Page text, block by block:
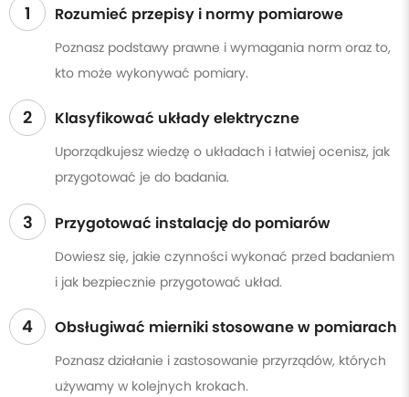
1 Rozumieć przepisy i normy pomiarowe
Poznasz podstawy prawne i wymagania norm oraz to,
kto może wykonywać pomiary.
2 Klasyfikować układy elektryczne
Uporządkujesz wiedzę o układach i łatwiej ocenisz, jak
przygotować je do badania.
3 Przygotować instalację do pomiarów
Dowiesz się, jakie czynności wykonać przed badaniem
i jak bezpiecznie przygotować układ.
4 Obsługiwać mierniki stosowane w pomiarach
Poznasz działanie i zastosowanie przyrządów, których
używamy w kolejnych krokach.